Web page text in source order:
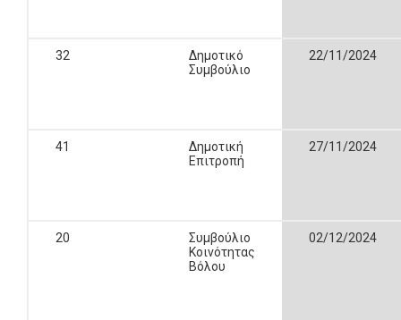
32
Δημοτικό
Συμβούλιο
22/11/2024
41
Δημοτική
Επιτροπή
27/11/2024
20
Συμβούλιο
Κοινότητας
Βόλου
02/12/2024